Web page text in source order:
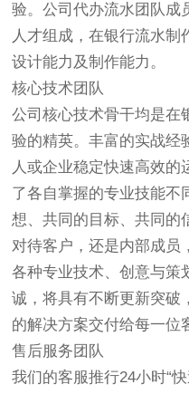
验。公司代办流水团队成
人才组成，在银行流水制
设计能力及制作能力。
核心技术团队
公司核心技术骨干均是在
验的精英。丰富的实战经
人或企业稳定快速高效的
了各自掌握的专业技能不
想、共同的目标、共同的
对待客户，还是内部成员
各种专业技术、创意与策
诚，将具有不断更新突破
的解决方案交付给每一位
售后服务团队
我们的客服推行24小时“